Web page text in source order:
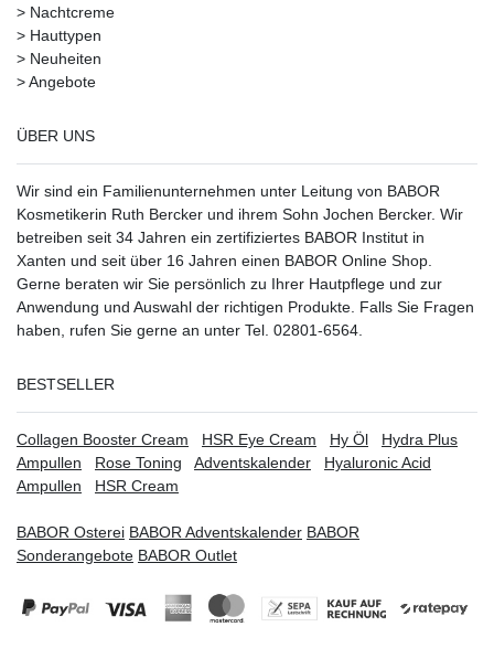
> Nachtcreme
> Hauttypen
> Neuheiten
>Angebote
ÜBER UNS
Wir sind ein Familienunternehmen unter Leitung von BABOR
Kosmetikerin Ruth Bercker und ihrem Sohn Jochen Bercker. Wir
betreiben seit 34 Jahren ein zertifiziertes BABOR Institut in
Xanten und seit über 16 Jahren einen BABOR Online Shop.
Gerne beraten wir Sie persönlich zu Ihrer Hautpflege und zur
Anwendung und Auswahl der richtigen Produkte. Falls Sie Fragen
haben, rufen Sie gerne an unter Tel. 02801-6564.
BESTSELLER
Collagen Booster Cream HSR Eye Cream Hy Öl
Hydra Plus
Ampullen
Rose Toning Adventskalender
Hyaluronic Acid
Ampullen
HSR Cream
BABOR Osterei BABOR Adventskalender BABOR
Sonderangebote BABOR Outlet